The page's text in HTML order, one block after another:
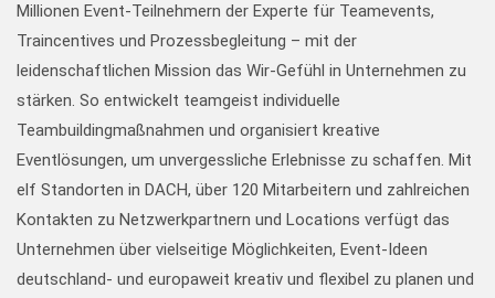
Millionen Event-Teilnehmern der Experte für Teamevents,
Traincentives und Prozessbegleitung – mit der
leidenschaftlichen Mission das Wir-Gefühl in Unternehmen zu
stärken. So entwickelt teamgeist individuelle
Teambuildingmaßnahmen und organisiert kreative
Eventlösungen, um unvergessliche Erlebnisse zu schaffen. Mit
elf Standorten in DACH, über 120 Mitarbeitern und zahlreichen
Kontakten zu Netzwerkpartnern und Locations verfügt das
Unternehmen über vielseitige Möglichkeiten, Event-Ideen
deutschland- und europaweit kreativ und flexibel zu planen und